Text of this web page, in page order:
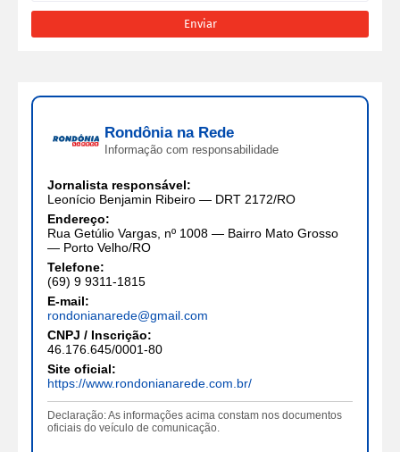
Rondônia na Rede
Informação com responsabilidade
Jornalista responsável:
Leonício Benjamin Ribeiro — DRT 2172/RO
Endereço:
Rua Getúlio Vargas, nº 1008 — Bairro Mato Grosso
— Porto Velho/RO
Telefone:
(69) 9 9311-1815
E-mail:
rondonianarede@gmail.com
CNPJ / Inscrição:
46.176.645/0001-80
Site oficial:
https://www.rondonianarede.com.br/
Declaração: As informações acima constam nos documentos
oficiais do veículo de comunicação.